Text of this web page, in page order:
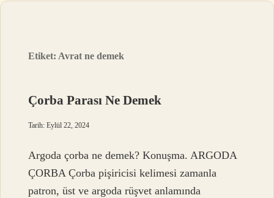
Etiket: Avrat ne demek
Çorba Parası Ne Demek
Tarih: Eylül 22, 2024
Argoda çorba ne demek? Konuşma. ARGODA
ÇORBA Çorba pişiricisi kelimesi zamanla
patron, üst ve argoda rüşvet anlamında